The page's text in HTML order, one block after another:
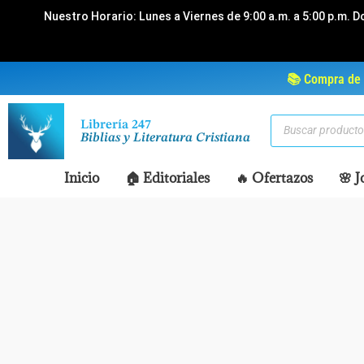
Nuestro Horario: Lunes a Viernes de 9:00 a.m. a 5:00 p.m.
📚 Compra
Librería 247
Biblias y Literatura Cristiana
Búsqueda
productos
Inicio 🏠 Editoriales 🔥 Ofertazos 🌸